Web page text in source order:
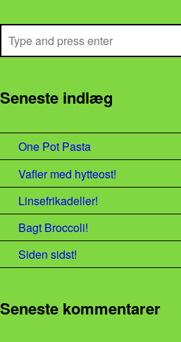
Search
Seneste indlæg
One Pot Pasta
Vafler med hytteost!
Linsefrikadeller!
Bagt Broccoli!
Siden sidst!
Seneste kommentarer